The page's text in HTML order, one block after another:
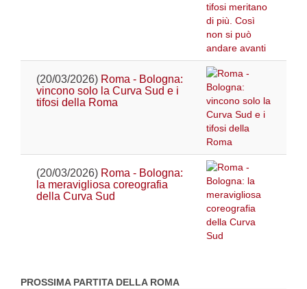
(20/03/2026) Roma - Bologna:
vincono solo la Curva Sud e i
tifosi della Roma
(20/03/2026) Roma - Bologna:
la meravigliosa coreografia
della Curva Sud
PROSSIMA PARTITA DELLA ROMA